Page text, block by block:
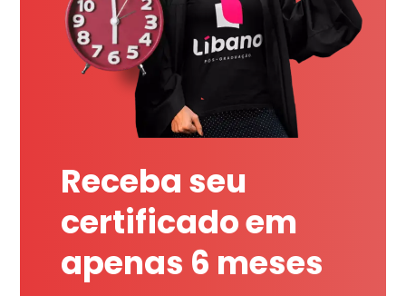
Receba seu
certificado em
apenas 6 meses